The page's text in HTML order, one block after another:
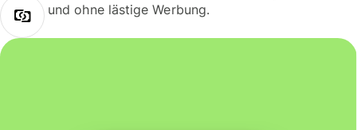
und ohne lästige Werbung.